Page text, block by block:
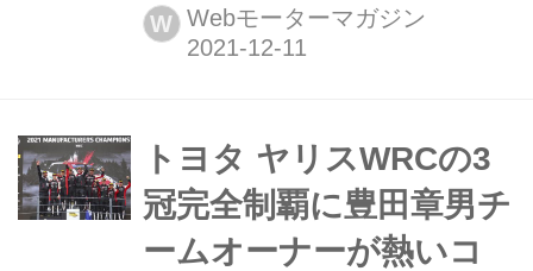
戦アブダビGPがヤス・マリーナ・サ
ーキットで開幕。チャンピオン争いを
ンダのマックス・フェルスタッペン
が、2回目はメルセデスのルイス・ハ
ミルトンがトップタイムをマークし
た。
W Webモーターマガジン
トヨタ ヤリスWRCの3
冠完全制覇に豊田章男チ
ームオーナーが熱いコ